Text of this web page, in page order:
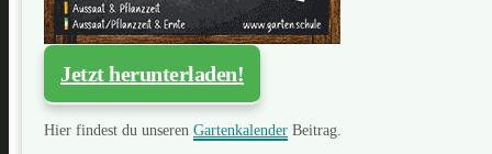
Jetzt herunterladen!
Hier findest du unseren Gartenkalender Beitrag.